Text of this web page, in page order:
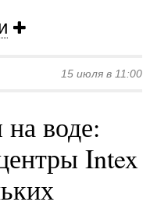
15 июля в 11:00
воде:
Intex